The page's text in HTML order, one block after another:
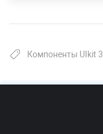
Компоненты UIkit 3